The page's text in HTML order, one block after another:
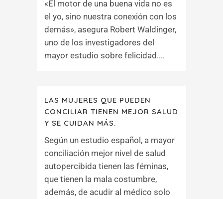
«El motor de una buena vida no es
el yo, sino nuestra conexión con los
demás», asegura Robert Waldinger,
uno de los investigadores del
mayor estudio sobre felicidad....
LAS MUJERES QUE PUEDEN
CONCILIAR TIENEN MEJOR SALUD
Y SE CUIDAN MÁS.
Según un estudio español, a mayor
conciliación mejor nivel de salud
autopercibida tienen las féminas,
que tienen la mala costumbre,
además, de acudir al médico solo